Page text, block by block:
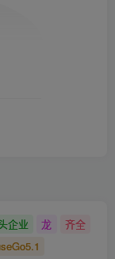
企业 龙
齐全